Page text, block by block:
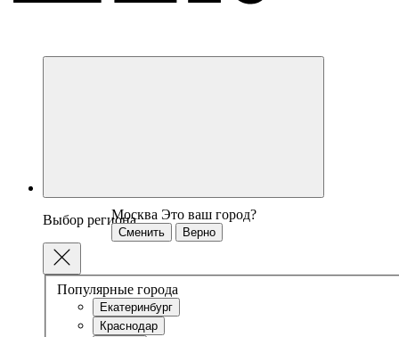
Выбор региона
Популярные города
Екатеринбург
Краснодар
Москва Это ваш город?
Сменить Верно